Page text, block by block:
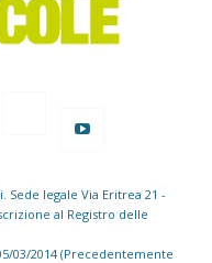
legale Via Eritrea 21 -
al Registro delle
03/2014 (Precedentemente